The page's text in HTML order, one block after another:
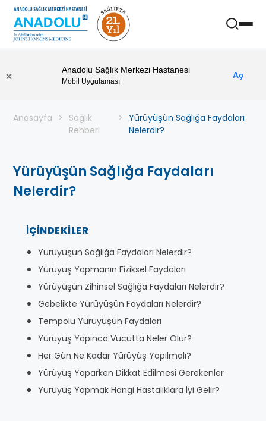
Anadolu Sağlık Merkezi Hastanesi
Mobil Uygulaması
Aç
Anasayfa
Sağlık
Rehberi
Yürüyüşün Sağlığa Faydaları
Nelerdir?
Yürüyüşün Sağlığa Faydaları
Nelerdir?
İÇINDEKILER
Yürüyüşün Sağlığa Faydaları Nelerdir?
Yürüyüş Yapmanın Fiziksel Faydaları
Yürüyüşün Zihinsel Sağlığa Faydaları Nelerdir?
Gebelikte Yürüyüşün Faydaları Nelerdir?
Tempolu Yürüyüşün Faydaları
Yürüyüş Yapınca Vücutta Neler Olur?
Her Gün Ne Kadar Yürüyüş Yapılmalı?
Yürüyüş Yaparken Dikkat Edilmesi Gerekenler
Yürüyüş Yapmak Hangi Hastalıklara İyi Gelir?